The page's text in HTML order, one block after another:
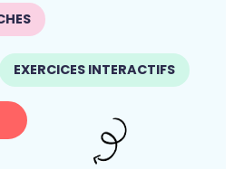
EXERCICES INTERACTIFS